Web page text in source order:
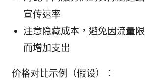
宣传速率
注意隐藏成本，避免因流量
而增加支出
价格对比示例（假设）：